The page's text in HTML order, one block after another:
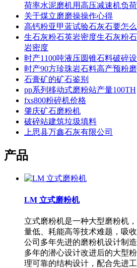
荷率水泥磨机用高压减速机负
关于煤立磨磨操操作心得
高钙粉亚甲蓝试验石灰石要怎
生石灰粉石英岩密度生石灰粉
岩密度
时产1100吨液压圆锥石料破碎
时产90方珍珠岩石料高产预粉磨
石膏矿的矿石鉴别
pp系列移动式磨粉站产量100TH
fxs800粉碎机价格
肇庆矿石磨粉机
破碎站建筑垃圾填料
上思县万鑫石灰有限公司
产品
LM 立式磨粉机
立式磨粉机是一种大型磨粉机
量低、耗能高等技术难题，吸
公司多年先进的磨粉机设计制
多年的潜心设计改进后的大型
理可靠的结构设计，配合先进